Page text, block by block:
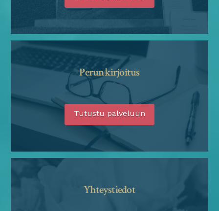
Perunkirjoitus
Tutustu palveluun
Yhteystiedot